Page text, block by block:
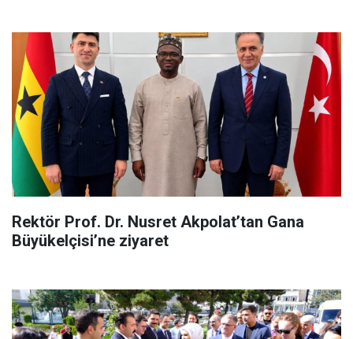
Rektör Prof. Dr. Nusret Akpolat’tan Gana
Büyükelçisi’ne ziyaret